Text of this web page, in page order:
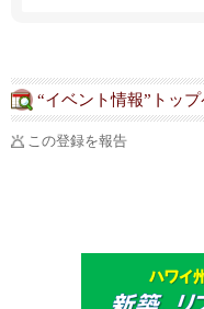
“イベント情報”トッ
この登録を報告